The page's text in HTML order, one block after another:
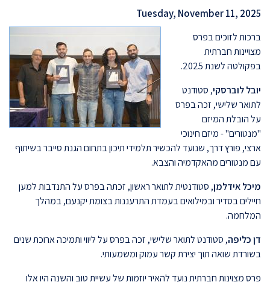
Tuesday, November 11, 2025
ברכות לזוכים בפרס
מצויינות חברתית
בפקולטה לשנת 2025.
יובל לוברסקי, סטודנט
לתואר שלישי, זכה בפרס
על הובלת המיזם
"מנטורים" - מיזם חינוכי
ארצי, פורץ דרך, שנועד להכשיר תלמידי תיכון בתחום הגנת סייבר בשיתוף
עם מנטורים מהאקדמיה והצבא.
מיכל אידלמן, סטודנטית לתואר ראשון, זכתה בפרס על התנדבות למען
חיילים בסדיר ובמילואים בעמדת התרעננות בצומת יקנעם, במהלך
המלחמה.
דן כליפה, סטודנט לתואר שלישי, זכה בפרס על ליווי ותמיכה ארוכת שנים
בשורדת שואה תוך יצירת קשר עמוק ומשמעותי.
פרס מצוינות חברתית נועד להאיר יוזמות של עשיית טוב והשנה היו אלו